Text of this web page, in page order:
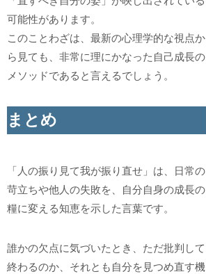
可能性があります。
このことわざは、最新の心理学的な視点か
ら見ても、非常に理にかなった自己成長の
メソッドであると言えるでしょう。
まとめ
「人の振り見て我が振り直せ」は、日常の
苛立ちや他人の失敗を、自分自身の成長の
糧に変える知恵を示した言葉です。
誰かの欠点に気づいたとき、ただ批判して
終わるのか、それとも自分を見つめ直す機